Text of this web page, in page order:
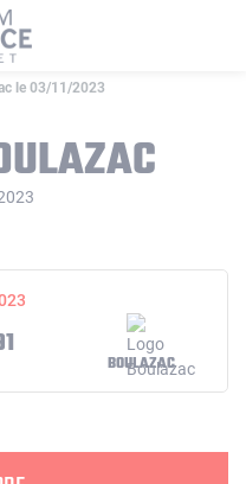
le 03/11/2023
BOULAZAC